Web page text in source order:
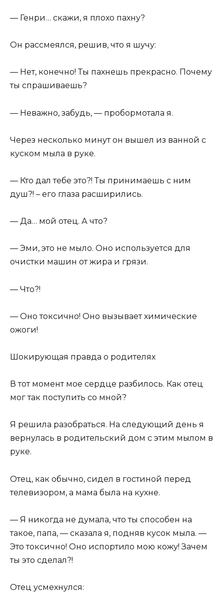
— Генри… скажи, я плохо пахну?
Он рассмеялся, решив, что я шучу:
— Нет, конечно! Ты пахнешь прекрасно. Почему
ты спрашиваешь?
— Неважно, забудь, — пробормотала я.
Через несколько минут он вышел из ванной с
куском мыла в руке.
— Кто дал тебе это?! Ты принимаешь с ним
душ?! – его глаза расширились.
— Да… мой отец. А что?
— Эми, это не мыло. Оно используется для
очистки машин от жира и грязи.
— Что?!
— Оно токсично! Оно вызывает химические
ожоги!
Шокирующая правда о родителях
В тот момент мое сердце разбилось. Как отец
мог так поступить со мной?
Я решила разобраться. На следующий день я
вернулась в родительский дом с этим мылом в
руке.
Отец, как обычно, сидел в гостиной перед
телевизором, а мама была на кухне.
— Я никогда не думала, что ты способен на
такое, папа, — сказала я, подняв кусок мыла. —
Это токсично! Оно испортило мою кожу! Зачем
ты это сделал?!
Отец усмехнулся: